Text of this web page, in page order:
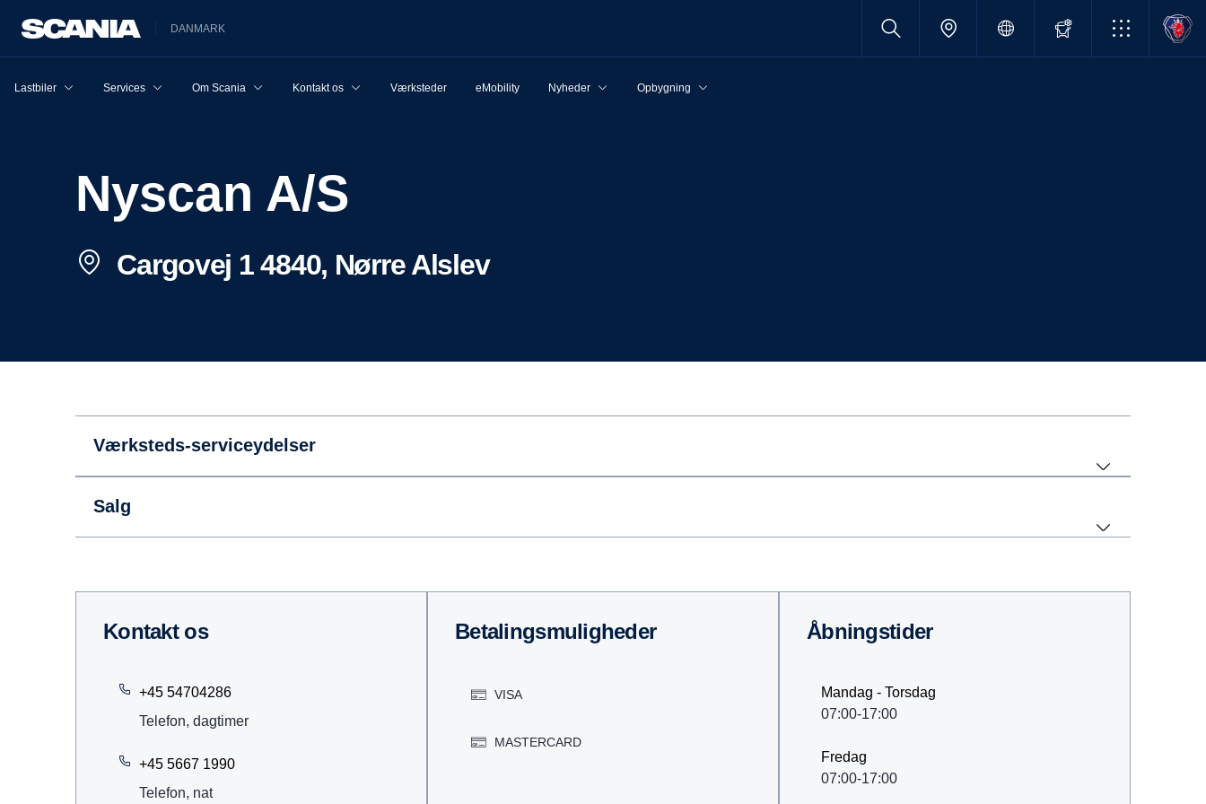
DANMARK
Lastbiler Services Om Scania Kontakt os Værksteder eMobility Nyheder Opbygning
Nyscan A/S
Cargovej 1 4840, Nørre Alslev
Værksteds-serviceydelser
Salg
kontakt os
+45 54704286
Telefon, dagtimer
+45 5667 1990
Telefon, nat
Betalingsmuligheder
VISA
MASTERCARD
åbningstider
Mandag - Torsdag
07:00-17:00
Fredag
07:00-17:00